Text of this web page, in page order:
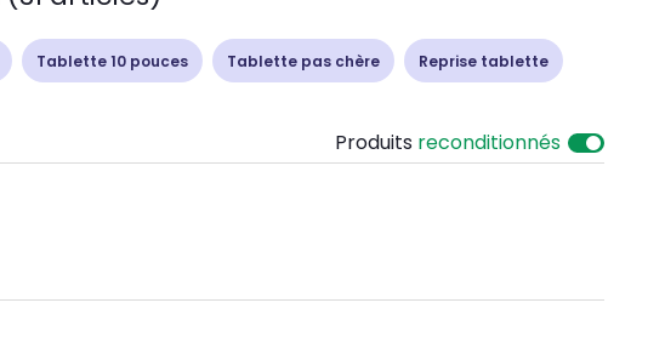
Tablette 10 pouces Tablette pas chère Reprise tablette
Produits reconditionnés